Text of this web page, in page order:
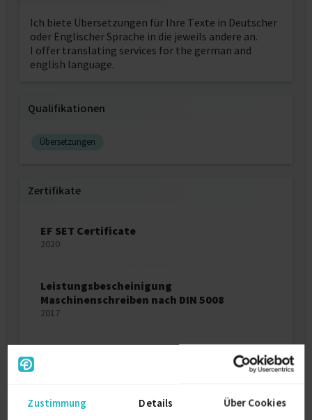
Zustimmung Details Über Cookies
Ich biete Übersetzungen für Ihre Texte in Deutscher
oder Englischer Sprache in die jeweils andere an.
I offer translating services for the german and
english language.
Qualifikationen
Übersetzungen
Zertifikate
EF SET Certificate
2020
Leistungsbescheinigung
Maschinenschreiben nach DIN 5008
2017
Über mich
Momentan lerne Ich Japanisch im Eigenstudium und